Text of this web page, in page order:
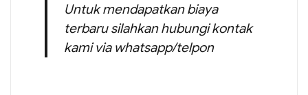
Untuk mendapatkan biaya
terbaru silahkan hubungi kontak
kami via whatsapp/telpon